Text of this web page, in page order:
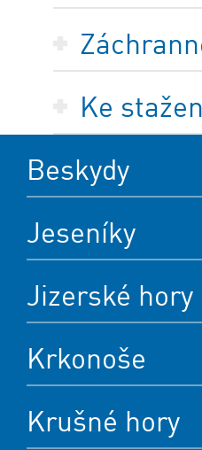
Ke
Beskydy
Jeseníky
Jizerské hory
Krkonoše
Krušné hory